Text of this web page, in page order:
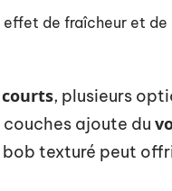
de fraîcheur et de
, plusieurs
couches ajoute du
texturé peut